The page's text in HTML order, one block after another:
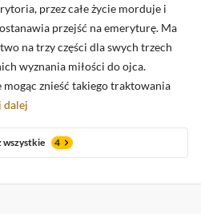
przez całe życie morduje i
przejść na emeryturę. Ma
na trzy części dla swych trzech
wyznania miłości do ojca.
mogąc znieść takiego traktowania
dalej
wszystkie 4